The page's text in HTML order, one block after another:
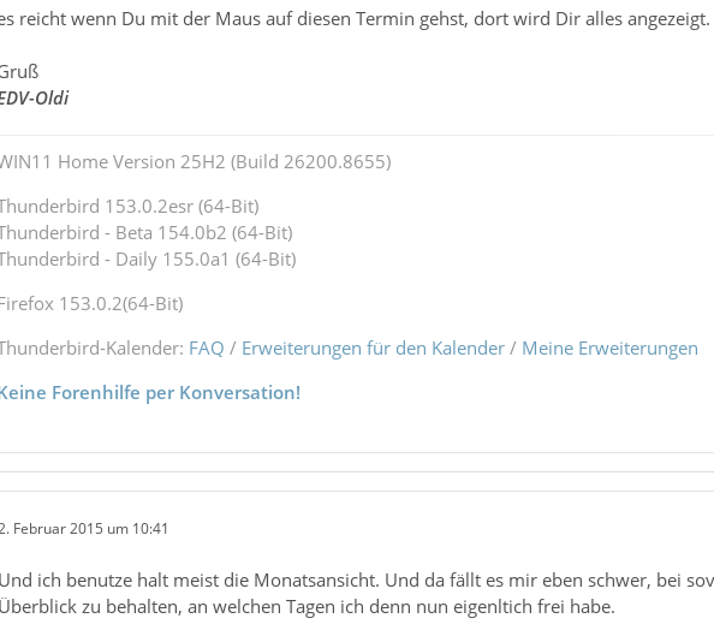
reicht wenn Du mit der Maus auf diesen Termin gehst, dort wird Dir alles angezeigt.
Oldi
Home Version 25H2 (Build 26200.8655)
153.0.2esr (64-Bit)
- Beta 154.0b2 (64-Bit)
- Daily 155.0a1 (64-Bit)
153.0.2(64-Bit)
Kalender: FAQ / Erweiterungen für den Kalender/ Meine Erweiterungen
Forenhilfe per Konversation!
Februar 2015 um 10:41
Und ich benutze halt meist die Monatsansicht. Und da fällt es mir eben schwer, bei
Überblick zu behalten, an welchen Tagen ich denn nun eigenltich frei habe.